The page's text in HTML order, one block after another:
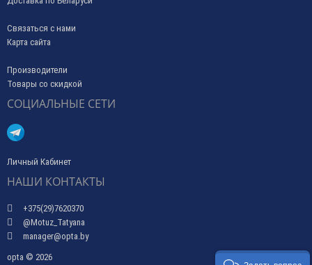
Связаться с нами
Карта сайта
Производители
Товары со скидкой
СОЦИАЛЬНЫЕ СЕТИ
Личный Кабинет
НАШИ КОНТАКТЫ
+375(29)7620370
@Motuz_Tatyana
manager@opta.by
opta © 2026